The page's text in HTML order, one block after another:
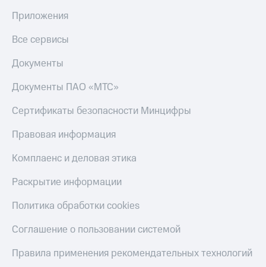
Приложения
Все сервисы
Документы
Документы ПАО «МТС»
Сертификаты безопасности Минцифры
Правовая информация
Комплаенс и деловая этика
Раскрытие информации
Политика обработки cookies
Соглашение о пользовании системой
Правила применения рекомендательных технологий